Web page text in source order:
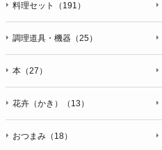
料理セット（191）
調理道具・機器（25）
本（27）
花卉（かき）（13）
おつまみ（18）